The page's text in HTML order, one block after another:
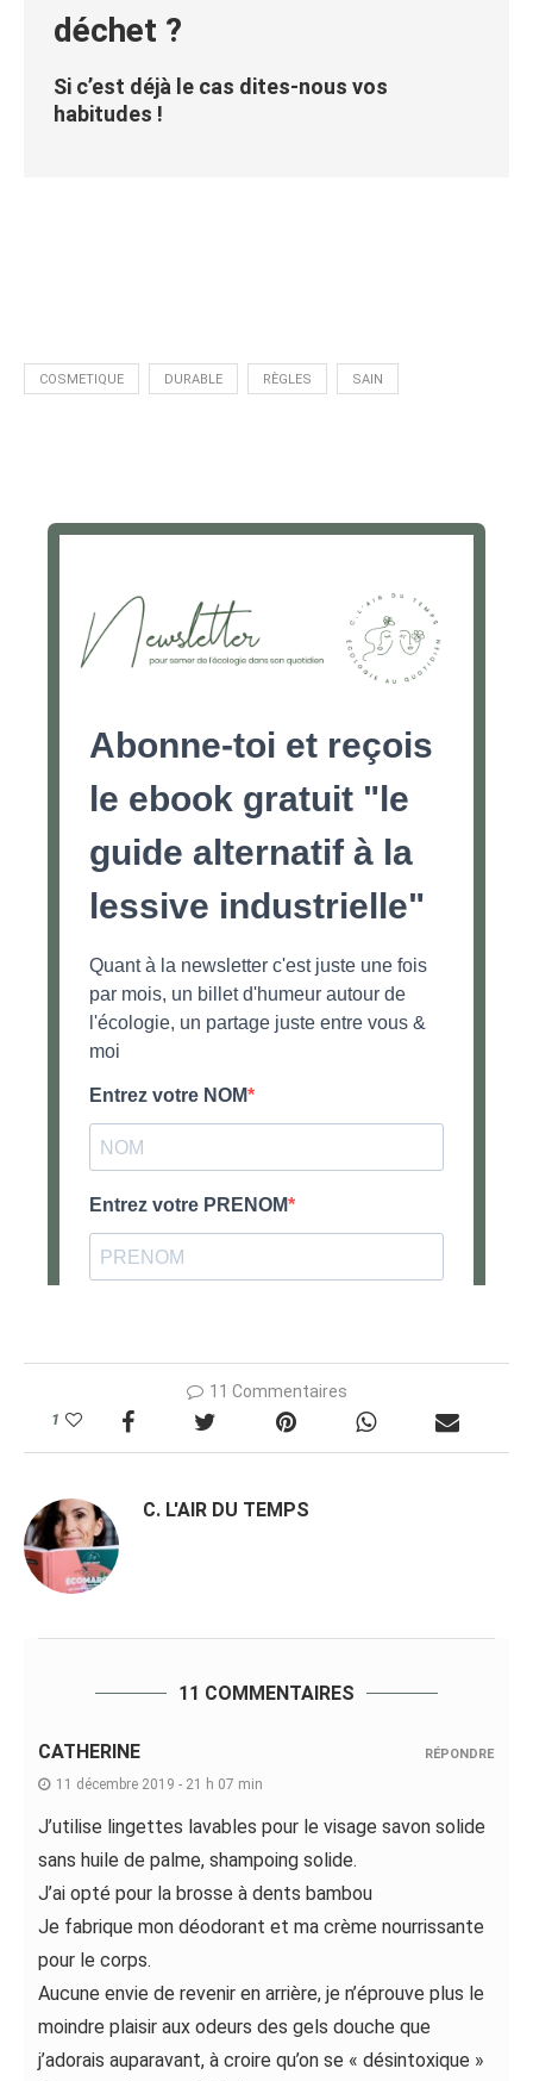
déchet ?
Si c’est déjà le cas dites-nous vos
habitudes !
COSMETIQUE DURABLE RÈGLES SAIN
11 Commentaires
1
C. L'AIR DU TEMPS
11 COMMENTAIRES
CATHERINE
11 décembre 2019 - 21 h 07 min
J’utilise lingettes lavables pour le visage savon solide
sans huile de palme, shampoing solide.
J’ai opté pour la brosse à dents bambou
Je fabrique mon déodorant et ma crème nourrissante
pour le corps.
Aucune envie de revenir en arrière, je n’éprouve plus le
moindre plaisir aux odeurs des gels douche que
j’adorais auparavant, à croire qu’on se « désintoxique »
RÉPONDRE